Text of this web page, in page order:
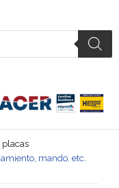
placas
mando, etc.